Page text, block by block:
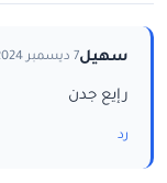
سهيل7 ديسمبر 2024
رإيع جدن
رد